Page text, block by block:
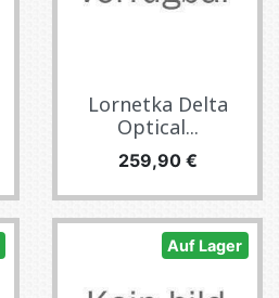
Lornetka Delta
Optical...
Preis
259,90 €
Auf Lager